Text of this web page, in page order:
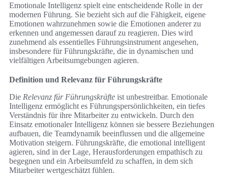
Emotionale Intelligenz spielt eine entscheidende Rolle in der
modernen Führung. Sie bezieht sich auf die Fähigkeit, eigene
Emotionen wahrzunehmen sowie die Emotionen anderer zu
erkennen und angemessen darauf zu reagieren. Dies wird
zunehmend als essentielles Führungsinstrument angesehen,
insbesondere für Führungskräfte, die in dynamischen und
vielfältigen Arbeitsumgebungen agieren.
Definition und Relevanz für Führungskräfte
Die Relevanz für Führungskräfte ist unbestreitbar. Emotionale
Intelligenz ermöglicht es Führungspersönlichkeiten, ein tiefes
Verständnis für ihre Mitarbeiter zu entwickeln. Durch den
Einsatz emotionaler Intelligenz können sie bessere Beziehungen
aufbauen, die Teamdynamik beeinflussen und die allgemeine
Motivation steigern. Führungskräfte, die emotional intelligent
agieren, sind in der Lage, Herausforderungen empathisch zu
begegnen und ein Arbeitsumfeld zu schaffen, in dem sich
Mitarbeiter wertgeschätzt fühlen.